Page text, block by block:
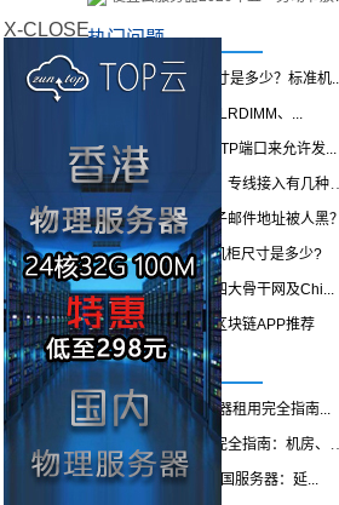
X-CLOSE热门问题
19寸机柜标准尺寸是多少？标准机
服务器UDIMM、LRDIMM、...
如何改变你的SMTP端口来允许发...
什么叫专线接入？专线接入有几种类...
如何避免自己电子邮件地址被人黑？
42U标准服务器机柜尺寸是多少?
收集整理的中国四大骨干网及Chi...
几个比较靠谱的区块链APP推荐
推荐阅读
2026年海外服务器租用完全指南...
香港服务器选购完全指南：机房、带...
香港服务器 vs 美国服务器：延...